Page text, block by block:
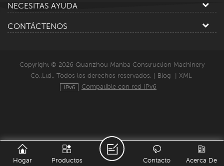
NECESITAS AYUDA
CONTÁCTENOS
Copyright © 2026 Quanzhou Manba Construction Machinery
Co.,Ltd.. Todos los derechos reservados. |
Blog
XML
Compatible con red IPv6
Hogar Productos Acerca De
Contacto